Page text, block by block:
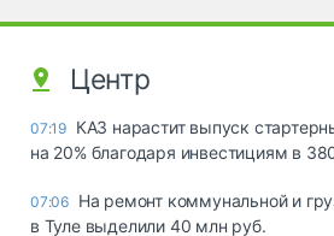
Центр
07:19 КАЗ нарастит выпуск
на 20% благодаря инвестициям в
07:06 На ремонт коммунальной и
в Туле выделили 40 млн руб.